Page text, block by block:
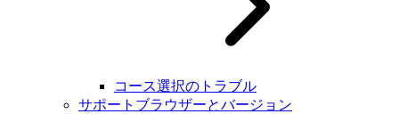
コース選択のトラブル
サポートブラウザーとバージョン